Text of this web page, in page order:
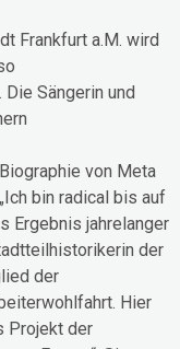
Frankfurt a.M. wird
Die Sängerin und
von Meta
bin radical bis auf
Ergebnis jahrelanger
der
der
Hier
Projekt der